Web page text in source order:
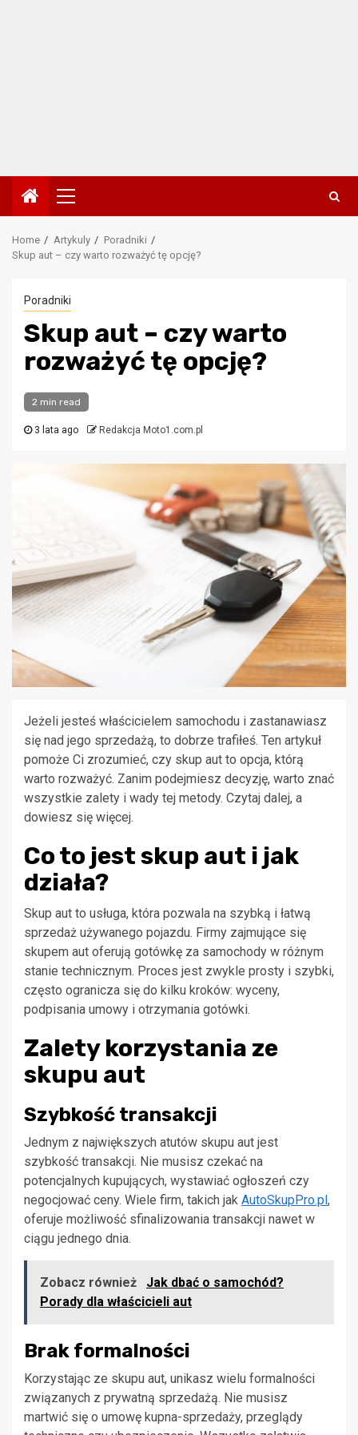
Primary
Menu
Home Artykuly
Poradniki
Skup aut – czy warto rozważyć tę opcję?
Poradniki
Skup aut – czy warto
rozważyć tę opcję?
2 min read
3 lata ago Redakcja Moto1.com.pl
Jeżeli jesteś właścicielem samochodu i zastanawiasz
się nad jego sprzedażą, to dobrze trafiłeś. Ten artykuł
pomoże Ci zrozumieć, czy skup aut to opcja, którą
warto rozważyć. Zanim podejmiesz decyzję, warto znać
wszystkie zalety i wady tej metody. Czytaj dalej, a
dowiesz się więcej.
Co to jest skup aut i jak
działa?
Skup aut to usługa, która pozwala na szybką i łatwą
sprzedaż używanego pojazdu. Firmy zajmujące się
skupem aut oferują gotówkę za samochody w różnym
stanie technicznym. Proces jest zwykle prosty i szybki,
często ogranicza się do kilku kroków: wyceny,
podpisania umowy i otrzymania gotówki.
Zalety korzystania ze
skupu aut
Szybkość transakcji
Jednym z największych atutów skupu aut jest
szybkość transakcji. Nie musisz czekać na
potencjalnych kupujących, wystawiać ogłoszeń czy
negocjować ceny. Wiele firm, takich jak AutoSkupPro.pl,
oferuje możliwość sfinalizowania transakcji nawet w
ciągu jednego dnia.
Zobacz również
Jak dbać o samochód?
Porady dla właścicieli aut
Brak formalności
Korzystając ze skupu aut, unikasz wielu formalności
związanych z prywatną sprzedażą. Nie musisz
martwić się o umowę kupna-sprzedaży, przeglądy